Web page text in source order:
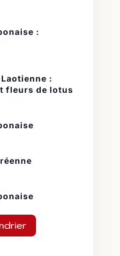
:
:
fleurs de lotus